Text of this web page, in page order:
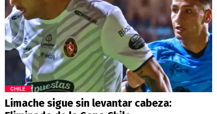
CHILE
Limache sigue sin levantar cabeza: